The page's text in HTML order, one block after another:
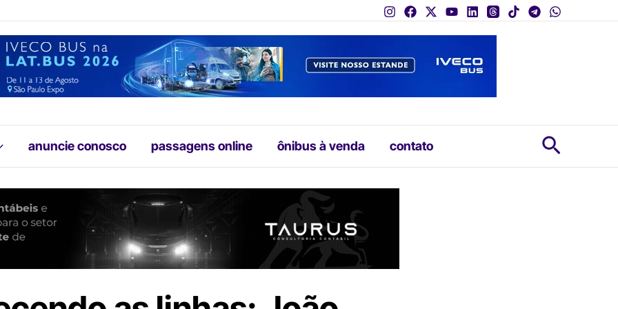
anuncie conosco passagens online ônibus à venda contato